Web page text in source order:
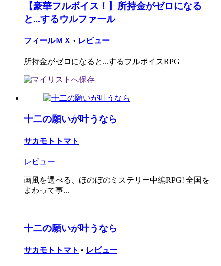
【豪華フルボイス！】所持金がゼロになる
と...するウルファール
フィールＭＸ • レビュー
所持金がゼロになると...するフルボイスRPG
十二の願いが叶うなら
サカモトトマト
レビュー
画風を選べる、ほのぼのミステリー中編RPG! 全国を
まわって事...
十二の願いが叶うなら
サカモトトマト • レビュー